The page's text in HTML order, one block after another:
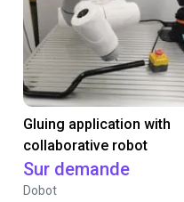
Gluing application with
collaborative robot
Sur demande
Dobot